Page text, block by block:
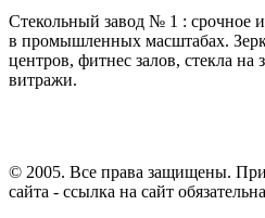
Стекольный завод № 1 : срочное
в промышленных масштабах.
центров, фитнес залов, стекла на
витражи.
© 2005. Все права защищены.
сайта - ссылка на сайт